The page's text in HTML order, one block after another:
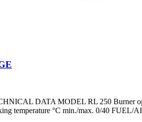
DATA MODEL RL 250 Burner
temperature °C min./max. 0/40